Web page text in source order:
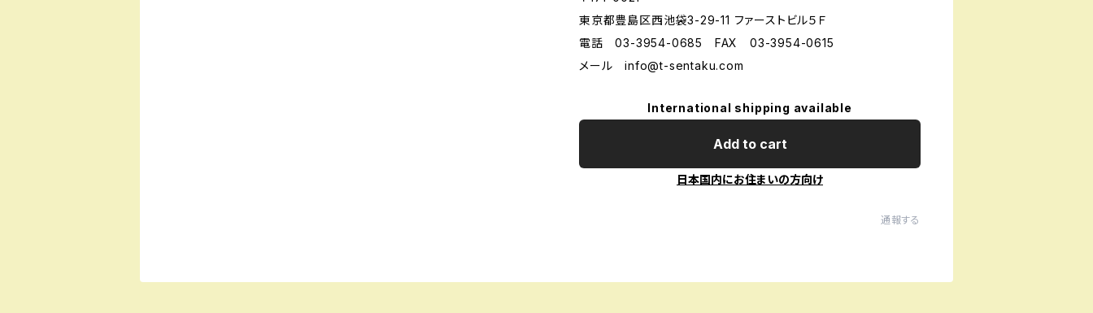
東京都豊島区西池袋3-29-11 ファーストビル５Ｆ
電話 03-3954-0685 FAX 03-3954-0615
メールinfo@t-sentaku.com
International shipping available
Add to cart
日本国内にお住まいの方向け
通報する